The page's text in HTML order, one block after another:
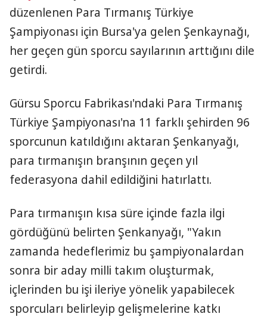
düzenlenen Para Tırmanış Türkiye
Şampiyonası için Bursa'ya gelen Şenkaynağı,
her geçen gün sporcu sayılarının arttığını dile
getirdi.
Gürsu Sporcu Fabrikası'ndaki Para Tırmanış
Türkiye Şampiyonası'na 11 farklı şehirden 96
sporcunun katıldığını aktaran Şenkanyağı,
para tırmanışın branşının geçen yıl
federasyona dahil edildiğini hatırlattı.
Para tırmanışın kısa süre içinde fazla ilgi
gördüğünü belirten Şenkanyağı, "Yakın
zamanda hedeflerimiz bu şampiyonalardan
sonra bir aday milli takım oluşturmak,
içlerinden bu işi ileriye yönelik yapabilecek
sporcuları belirleyip gelişmelerine katkı